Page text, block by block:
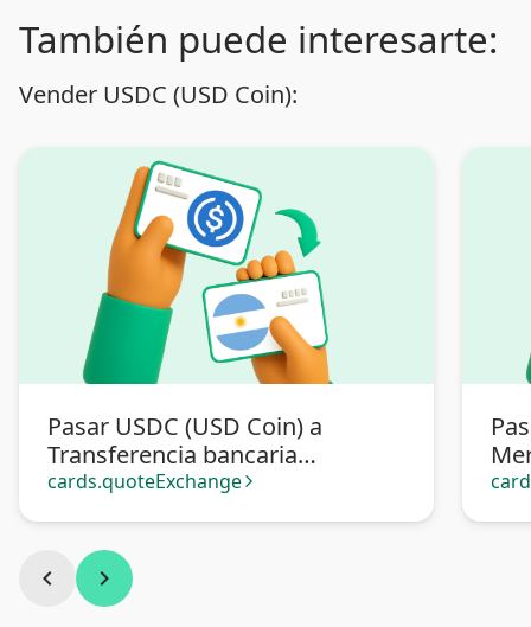
También puede interesarte:
Vender USDC (USD Coin):
Pasar USDC (USD Coin) a
Transferencia bancaria
Argentina
cards.quoteExchange arrow_forward_ios
chevron_left chevron_right